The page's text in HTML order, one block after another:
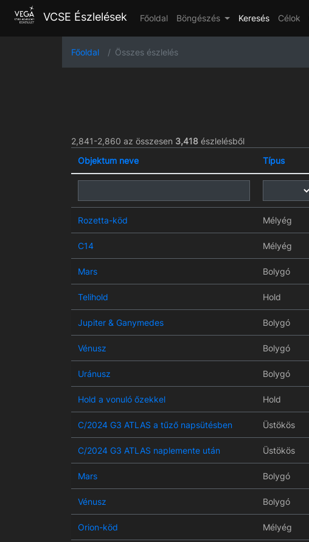
VCSE Észlelések Főoldal Böngészés Keresés Célok
Főoldal Összes észlelés
2,841-2,860 az összesen 3,418 észlelésből
Objektum neve
Típus
Rozetta-köd Mélyég
C14 Mélyég
Mars Bolygó
Telihold Hold
Jupiter & Ganymedes Bolygó
Vénusz Bolygó
Uránusz Bolygó
Hold a vonuló őzekkel Hold
C/2024 G3 ATLAS a tűző napsütésben Üstökös
C/2024 G3 ATLAS naplemente után Üstökös
Mars Bolygó
Vénusz Bolygó
Orion-köd Mélyég